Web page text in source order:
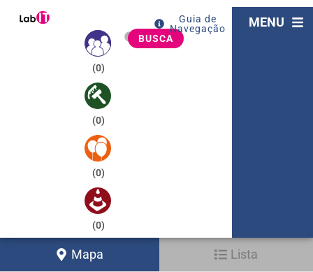
(0)
(0)
(0)
(0)
BUSCA
Guia de
Navegação
MENU
Mapa Lista